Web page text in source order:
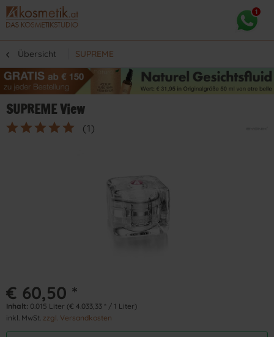
Übersicht SUPREME
SUPREME View
(1 )
€ 60,50 *
Inhalt: 0.015 Liter (€ 4.033,33 * / 1 Liter)
inkl. MwSt. zzgl. Versandkosten